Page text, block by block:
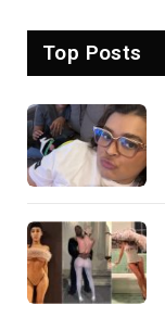
Top Posts